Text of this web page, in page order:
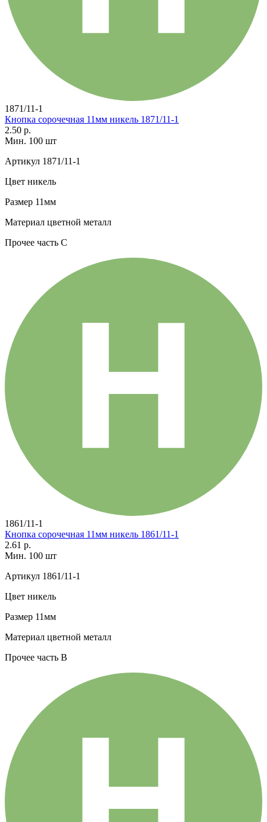
1871/11-1
Кнопка сорочечная 11мм никель 1871/11-1
2.50 р.
Мин. 100 шт
Артикул 1871/11-1
Цвет никель
Размер 11мм
Материал цветной металл
Прочее часть С
1861/11-1
Кнопка сорочечная 11мм никель 1861/11-1
2.61 р.
Мин. 100 шт
Артикул 1861/11-1
Цвет никель
Размер 11мм
Материал цветной металл
Прочее часть В